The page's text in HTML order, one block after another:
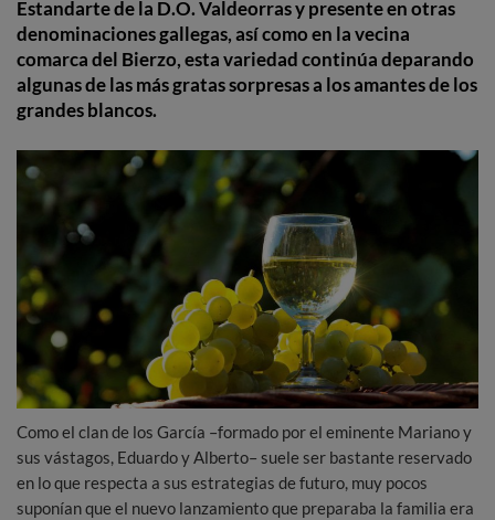
Estandarte de la D.O. Valdeorras y presente en otras
denominaciones gallegas, así como en la vecina
comarca del Bierzo, esta variedad continúa deparando
algunas de las más gratas sorpresas a los amantes de los
grandes blancos.
Como el clan de los García –formado por el eminente Mariano y
sus vástagos, Eduardo y Alberto– suele ser bastante reservado
en lo que respecta a sus estrategias de futuro, muy pocos
suponían que el nuevo lanzamiento que preparaba la familia era